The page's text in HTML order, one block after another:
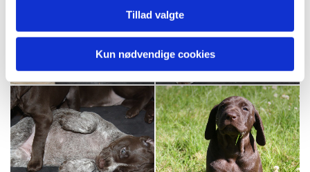
Tillad valgte
Kun nødvendige cookies